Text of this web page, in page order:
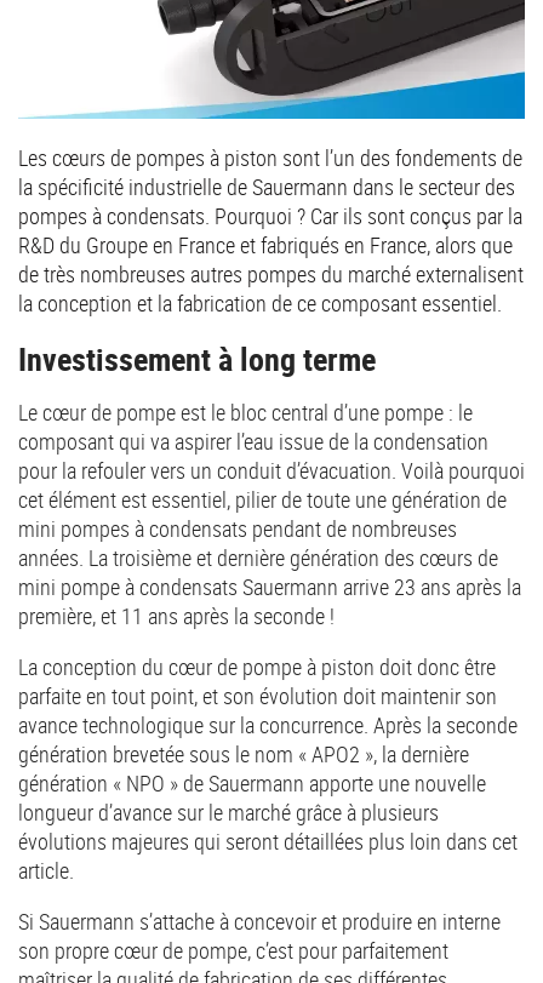
Les cœurs de pompes à piston sont l’un des fondements de
la spécificité industrielle de Sauermann dans le secteur des
pompes à condensats. Pourquoi ? Car ils sont conçus par la
R&D du Groupe en France et fabriqués en France, alors que
de très nombreuses autres pompes du marché externalisent
la conception et la fabrication de ce composant essentiel.
Investissement à long terme
Le cœur de pompe est le bloc central d’une pompe : le
composant qui va aspirer l’eau issue de la condensation
pour la refouler vers un conduit d’évacuation. Voilà pourquoi
cet élément est essentiel, pilier de toute une génération de
mini pompes à condensats pendant de nombreuses
années. La troisième et dernière génération des cœurs de
mini pompe à condensats Sauermann arrive 23 ans après la
première, et 11 ans après la seconde !
La conception du cœur de pompe à piston doit donc être
parfaite en tout point, et son évolution doit maintenir son
avance technologique sur la concurrence. Après la seconde
génération brevetée sous le nom « APO2 », la dernière
génération « NPO » de Sauermann apporte une nouvelle
longueur d’avance sur le marché grâce à plusieurs
évolutions majeures qui seront détaillées plus loin dans cet
article.
Si Sauermann s’attache à concevoir et produire en interne
son propre cœur de pompe, c’est pour parfaitement